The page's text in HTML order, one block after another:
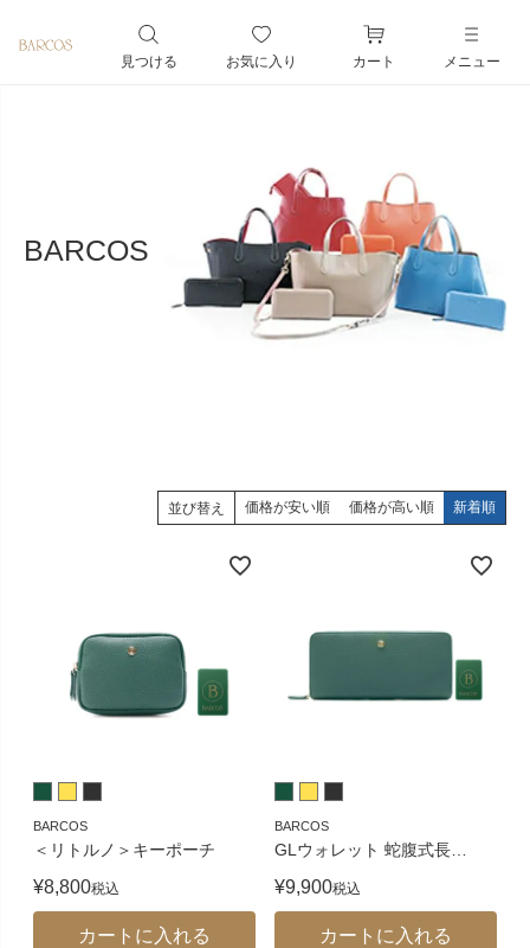
見つける お気に入り カート メニュー
BARCOS
BARCOS
＜リトルノ＞キーポーチ
¥8,800税込
カートに入れる
BARCOS
GLウォレット 蛇腹式長
¥9,900税込
カートに入れる
並び替え 価格が安い順 価格が高い順 新着順